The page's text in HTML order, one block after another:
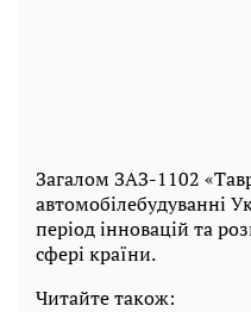
Загалом ЗАЗ-1102
автомобілебудуванні
період інновацій та
сфері країни.
Читайте також: